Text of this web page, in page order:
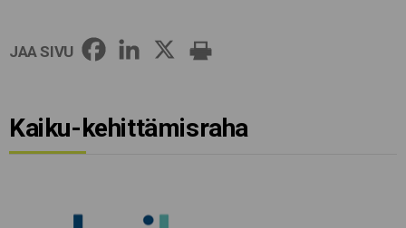
JAA SIVU
Kaiku-kehittämisraha